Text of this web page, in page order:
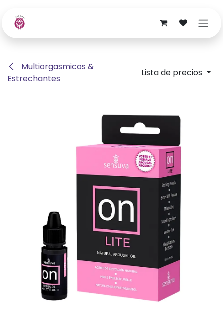
Multiorgasmicos &
Estrechantes
Lista de precios